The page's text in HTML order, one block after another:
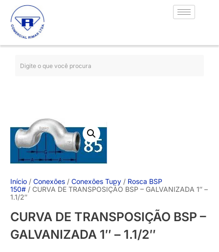
Início /Conexões /Conexões Tupy / Rosca BSP
150# / CURVA DE TRANSPOSIÇÃO BSP – GALVANIZADA 1″ –
1.1/2″
CURVA DE TRANSPOSIÇÃO BSP –
GALVANIZADA 1″ – 1.1/2″